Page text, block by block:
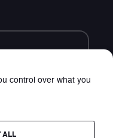
control over what you
ALL